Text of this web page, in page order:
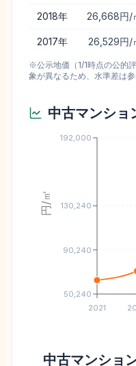
2018年 26,668円/
2017年 26,529円/
※公示地価（1/1時点の公的
象が異なるため、水準差は参
中古マンショ
2021
50,240
90,240
130,240
192,000
円/㎡
中古マンショ